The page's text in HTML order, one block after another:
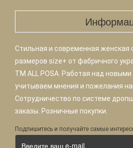
Стильная и современная
размеров size+ от фабричного
TM ALL POSA. Работая над
учитываем мнения и пожелания
Сотрудничество по системе
заказы. Розничные покупки.
Подпишитесь и получайте самые